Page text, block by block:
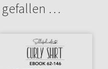
gefallen …